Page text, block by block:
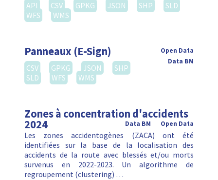
API
CSV GPKG JSON SHP
SLD
WFS
WMS
Panneaux (E-Sign)
Open Data
Data BM
CSV GPKG JSON
SHP
SLD
WFS WMS
Zones à concentration d'accidents
2024 Open Data
Data BM
Les zones accidentogènes (ZACA) ont été
identifiées sur la base de la localisation des
accidents de la route avec blessés et/ou morts
survenus en 2022-2023. Un algorithme de
regroupement (clustering) …